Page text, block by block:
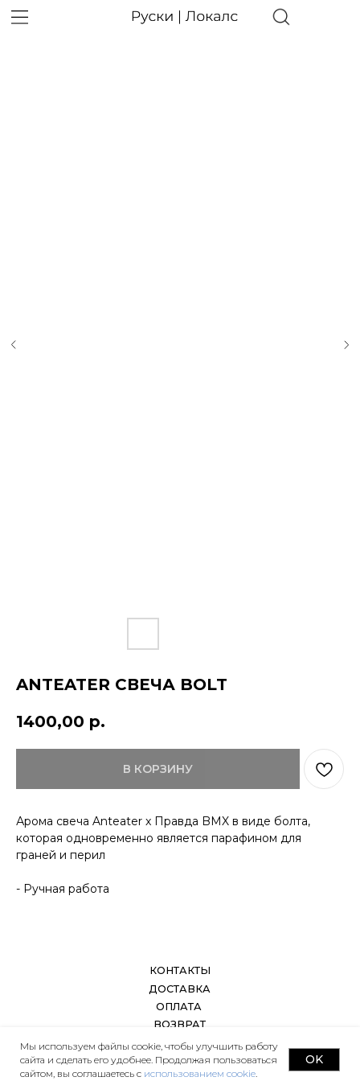
ANTEATER СВЕЧА BOLT
1400,00 р.
В КОРЗИНУ
Арома свеча Anteater x Правда BMX в виде болта,
которая одновременно является парафином для
граней и перил
- Ручная работа
Мы используем файлы cookie, чтобы улучшить работу
сайта и сделать его удобнее. Продолжая пользоваться
сайтом, вы соглашаетесь с использованием cookie.
OK